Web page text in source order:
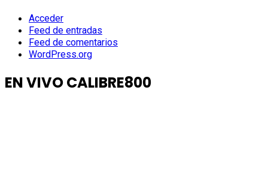
Acceder
Feed de entradas
Feed de comentarios
WordPress.org
EN VIVO CALIBRE800